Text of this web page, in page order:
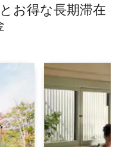
お⁠得⁠な長⁠期⁠滞⁠在